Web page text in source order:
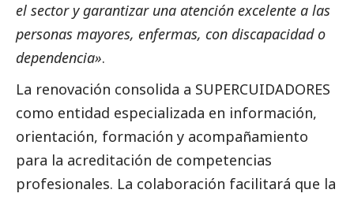
el sector y garantizar una atención excelente a las
personas mayores, enfermas, con discapacidad o
dependencia».
La renovación consolida a SUPERCUIDADORES
como entidad especializada en información,
orientación, formación y acompañamiento
para la acreditación de competencias
profesionales. La colaboración facilitará que la